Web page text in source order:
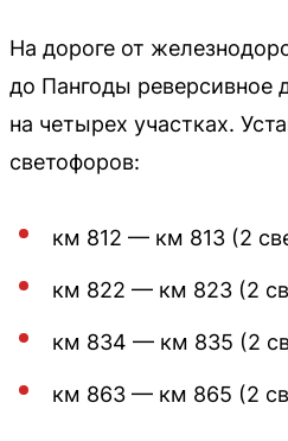
На дороге от
до Пангоды реверсивное
на четырех участках.
светофоров:
км 812 — км 813 (2
км 822 — км 823 (2
км 834 — км 835 (2
км 863 — км 865 (2